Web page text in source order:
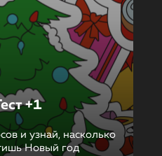
+1
и узнай, насколько
Новый год